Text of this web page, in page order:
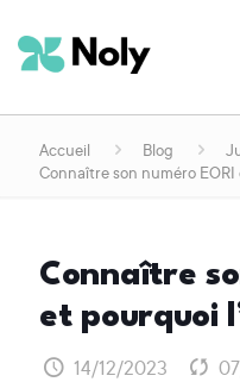
Accueil Blog
Connaître son numéro
connaître son numéro eori
et pourquoi
14/12/2023